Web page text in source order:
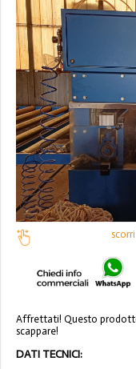
Affrettati! Questo
scappare!
DATI TECNICI: